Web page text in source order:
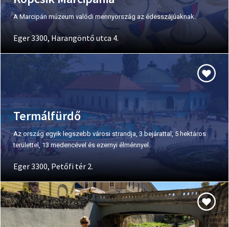
A Marcipán múzeum valódi mennyország az édesszájúaknak.
Eger 3300, Harangöntő utca 4.
Termálfürdő
Az ország egyik legszebb városi strandja, 3 bejárattal, 5 hektáros
területtel, 13 medencével és ezernyi élménnyel.
Eger 3300, Petőfi tér 2.